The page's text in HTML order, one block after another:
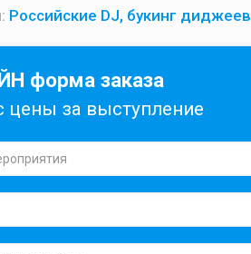
Российские DJ, букинг диджеев
форма заказа
цены за выступление